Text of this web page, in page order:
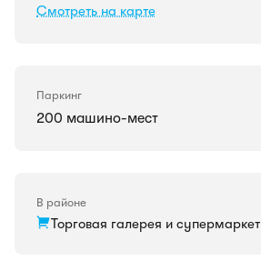
Смотреть на карте
Паркинг
200 машино-мест
В районе
Торговая галерея и супермаркет